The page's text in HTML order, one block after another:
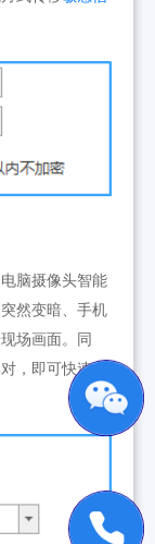
脑摄像头智能
然变暗、手机
场画面。同
，即可快速锁